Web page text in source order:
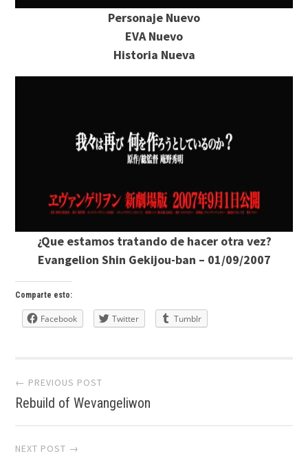
Personaje Nuevo
EVA Nuevo
Historia Nueva
¿Que estamos tratando de hacer otra vez?
Evangelion Shin Gekijou-ban – 01/09/2007
Comparte esto:
Facebook Twitter Tumblr
Post
navigation
← PREVIOUS POST
Rebuild of Wevangeliwon
NEXT POST →